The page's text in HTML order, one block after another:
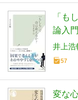
「も
論入
井上浩
57
変な